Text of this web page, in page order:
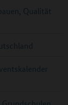
Qualität